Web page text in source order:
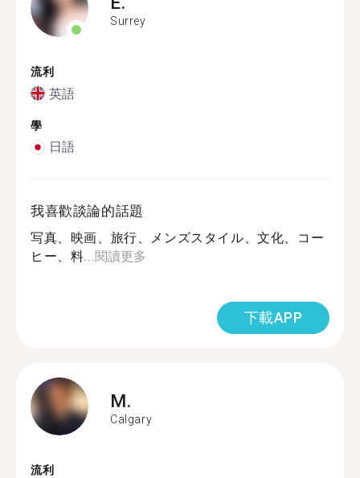
Surrey
流利
英語
學
日語
我喜歡談論的話題
写真、映画、旅行、メンズスタイル、文化、コー
ヒー、料...閱讀更多
下載APP
M.
Calgary
流利